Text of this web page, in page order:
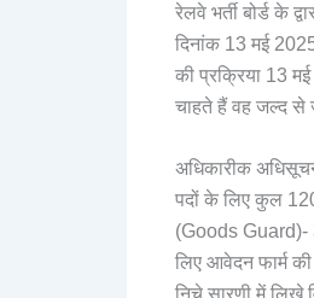
रेलवे भर्ती बोर्ड के
दिनांक 13 मई
की प्रक्रिया 13
चाहते हैं वह जल्द से
अधिकारीक
पदों के लिए कुल
(Goods Guard)-
लिए आवेदन फार्म